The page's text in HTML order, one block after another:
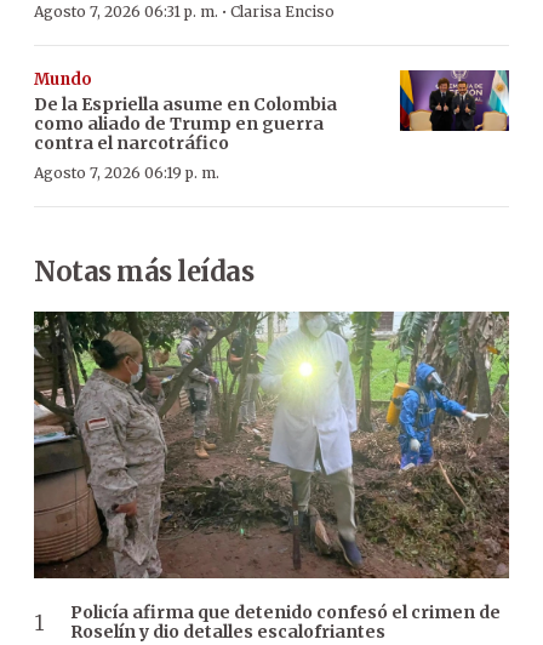
Agosto 7, 2026 06:31 p. m. · Clarisa Enciso
Mundo
De la Espriella asume en Colombia
como aliado de Trump en guerra
contra el narcotráfico
Agosto 7, 2026 06:19 p. m.
Notas más leídas
Policía afirma que detenido confesó el crimen de
Roselín y dio detalles escalofriantes